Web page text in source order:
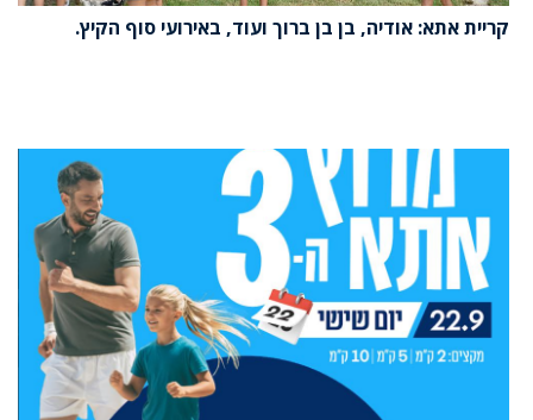
קריית אתא: אודיה, בן בן ברוך ועוד, באירועי סוף הקיץ.